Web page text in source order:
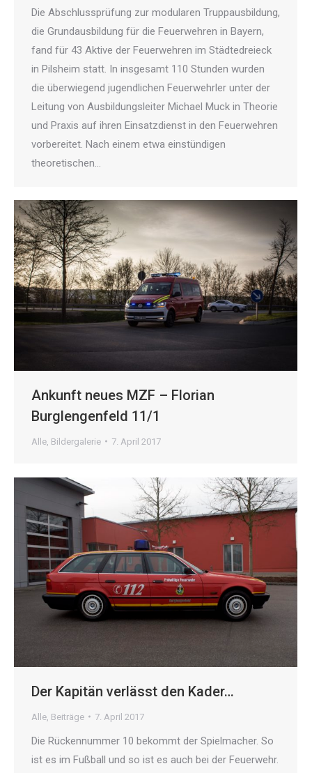
Die Abschlussprüfung zur modularen Truppausbildung,
die Grundausbildung für die Feuerwehren in Bayern,
fand für 43 Aktive der Feuerwehren im Städtedreieck
in Pilsheim statt. In insgesamt 110 Stunden wurden
die überwiegend jugendlichen Feuerwehrler unter der
Leitung von Ausbildungsleiter Michael Muck in Theorie
und Praxis auf ihren Einsatzdienst in den Feuerwehren
vorbereitet. Nach einem etwa einstündigen
theoretischen…
Ankunft neues MZF – Florian
Burglengenfeld 11/1
Alle Bildergalerie 7. April 2017
Der Kapitän verlässt den Kader…
Alle Beiträge 7. April 2017
Die Rückennummer 10 bekommt der Spielmacher. So
ist es im Fußball und so ist es auch bei der Feuerwehr.